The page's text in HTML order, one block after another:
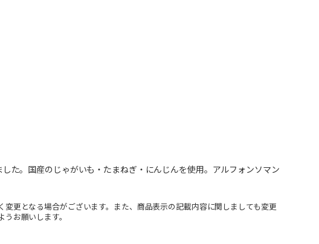
た。国産のじゃがいも・たまねぎ・にんじんを使用。アルフォンソマン
更となる場合がございます。また、商品表示の記載内容に関しましても変更
お願いします。